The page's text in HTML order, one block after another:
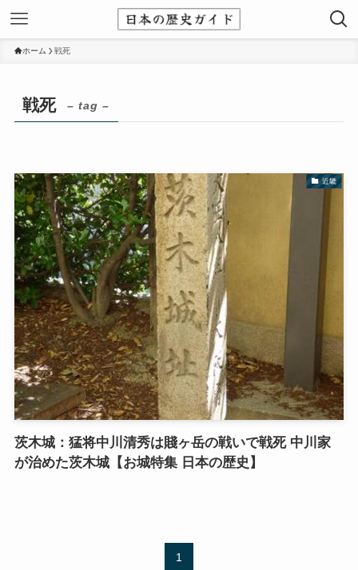
ホーム 戦死
戦死 – tag –
近畿
茨木城：猛将中川清秀は賤ヶ岳の戦いで戦死 中川家
が治めた茨木城【お城特集 日本の歴史】
1